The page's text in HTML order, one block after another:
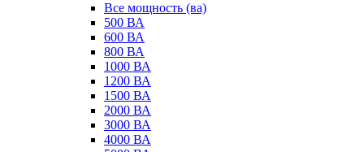
Все мощность (ва)
500 ВА
600 ВА
800 ВА
1000 ВА
1200 ВА
1500 ВА
2000 ВА
3000 ВА
4000 ВА